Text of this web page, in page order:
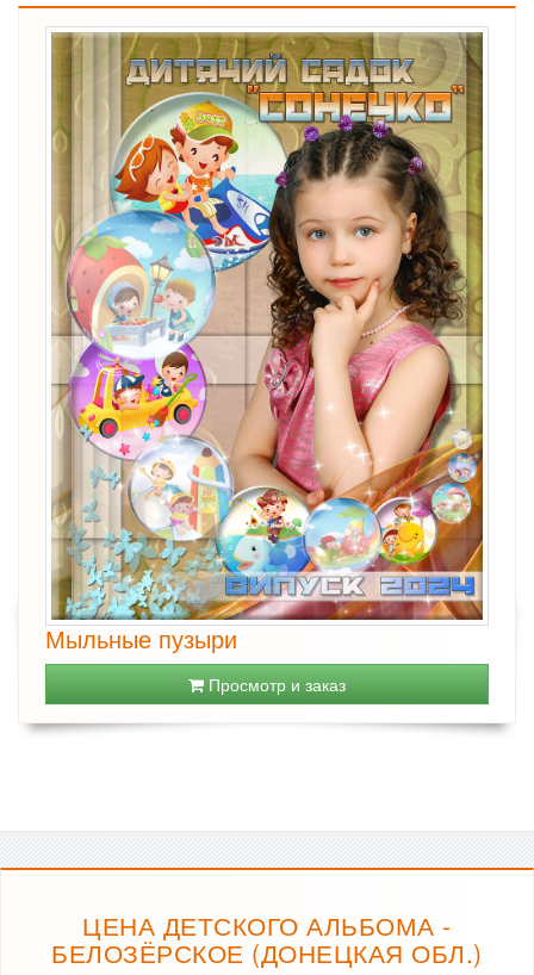
Мыльные пузыри
Просмотр и заказ
ЦЕНА ДЕТСКОГО АЛЬБОМА -
БЕЛОЗЁРСКОЕ (ДОНЕЦКАЯ ОБЛ.)